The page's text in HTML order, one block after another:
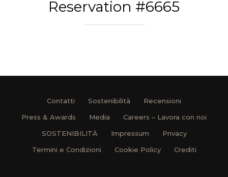
Reservation #6665
Contatti Sostenibilità
Recensioni
Press & Awards
Media
Careers – Lavora con noi
SOSTENIBILITÀ
Impressum
Privacy
Termini e Condizioni
Cookie Policy Crediti